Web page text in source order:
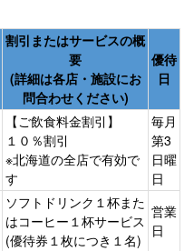
割引またはサービスの概
要
(詳細は各店・施設にお
問合わせください)
優待
日
【ご飲食料金割引】
１０％割引
※北海道の全店で有効で
す
毎月
第3
日曜
日
ソフトドリンク１杯また
はコーヒー１杯サービス
(優待券１枚につき１名)
営業
日